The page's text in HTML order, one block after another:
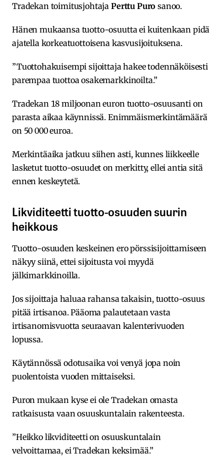
Tradekan toimitusjohtaja Perttu Puro sanoo.
Hänen mukaansa tuotto-osuutta ei kuitenkaan pidä
ajatella korkeatuottoisena kasvusijoituksena.
”Tuottohakuisempi sijoittaja hakee todennäköisesti
parempaa tuottoa osakemarkkinoilta.”
Tradekan 18 miljoonan euron tuotto-osuusanti on
parasta aikaa käynnissä. Enimmäismerkintämäärä
on 50 000 euroa.
Merkintäaika jatkuu siihen asti, kunnes liikkeelle
lasketut tuotto-osuudet on merkitty, ellei antia sitä
ennen keskeytetä.
Likviditeetti tuotto-osuuden suurin
heikkous
Tuotto-osuuden keskeinen ero pörssisijoittamiseen
näkyy siinä, ettei sijoitusta voi myydä
jälkimarkkinoilla.
Jos sijoittaja haluaa rahansa takaisin, tuotto-osuus
pitää irtisanoa. Pääoma palautetaan vasta
irtisanomisvuotta seuraavan kalenterivuoden
lopussa.
Käytännössä odotusaika voi venyä jopa noin
puolentoista vuoden mittaiseksi.
Puron mukaan kyse ei ole Tradekan omasta
ratkaisusta vaan osuuskuntalain rakenteesta.
”Heikko likviditeetti on osuuskuntalain
velvoittamaa, ei Tradekan keksimää.”